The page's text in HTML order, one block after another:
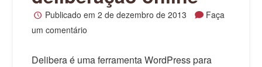
Publicado em 2 de dezembro de 2013
Faça
um comentário
Delibera é uma ferramenta WordPress para